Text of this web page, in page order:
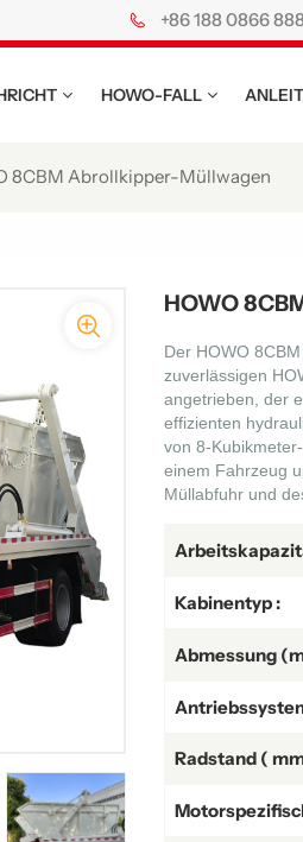
+86 188 0866
HOWO-FALL
8CBM Abrollkipper-Müllwagen
HOWO
Der HOWO
zuverlässigen
angetrieben, der
effizienten
von 8-
einem Fahrzeug
Müllabfuhr und
Kabinentyp :
Abmessung
Radstand (